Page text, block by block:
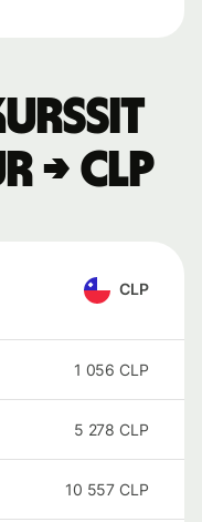
→ CLP
CLP
1 056 CLP
5 278 CLP
10 557 CLP